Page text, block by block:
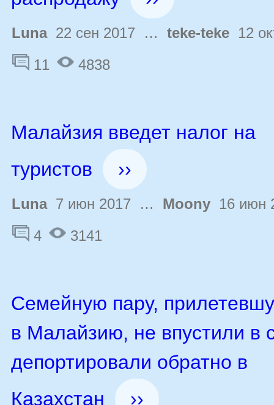
Luna22 сен 2017 … teke-teke 12
11
4838
Малайзия введет налог на
туристов
››
Luna7 июн 2017 … Moony 16 июн
4
3141
Семейную пару,
в Малайзию, не впустили в
депортировали обратно в
Казахстан
››